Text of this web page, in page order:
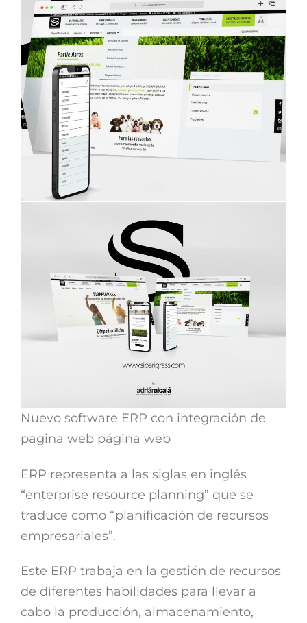
Nuevo software ERP con integración de
pagina web página web
ERP representa a las siglas en inglés
“enterprise resource planning” que se
traduce como “planificación de recursos
empresariales”.
Este ERP trabaja en la gestión de recursos
de diferentes habilidades para llevar a
cabo la producción, almacenamiento,